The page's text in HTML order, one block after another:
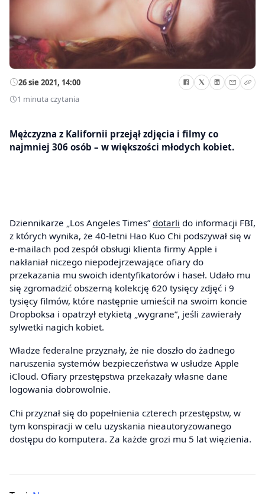
26 sie 2021, 14:00
1 minuta czytania
Mężczyzna z Kalifornii przejął zdjęcia i filmy co
najmniej 306 osób – w większości młodych kobiet.
Dziennikarze „Los Angeles Times”dotarli do informacji FBI,
z których wynika, że 40-letni Hao Kuo Chi podszywał się w
e-mailach pod zespół obsługi klienta firmy Apple i
nakłaniał niczego niepodejrzewające ofiary do
przekazania mu swoich identyfikatorów i haseł. Udało mu
się zgromadzić obszerną kolekcję 620 tysięcy zdjęć i 9
tysięcy filmów, które następnie umieścił na swoim koncie
Dropboksa i opatrzył etykietą „wygrane”, jeśli zawierały
sylwetki nagich kobiet.
Władze federalne przyznały, że nie doszło do żadnego
naruszenia systemów bezpieczeństwa w usłudze Apple
iCloud. Ofiary przestępstwa przekazały własne dane
logowania dobrowolnie.
Chi przyznał się do popełnienia czterech przestępstw, w
tym konspiracji w celu uzyskania nieautoryzowanego
dostępu do komputera. Za każde grozi mu 5 lat więzienia.